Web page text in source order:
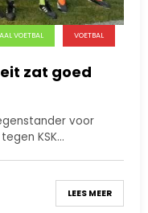
VOETBAL VOETBAL
zat goed
voor
KSK…
LEES MEER